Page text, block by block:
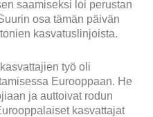
saamiseksi loi perustan
osa tämän päivän
kasvatuslinjoista.
työ oli
Eurooppaan. He
ja auttoivat rodun
kasvattajat